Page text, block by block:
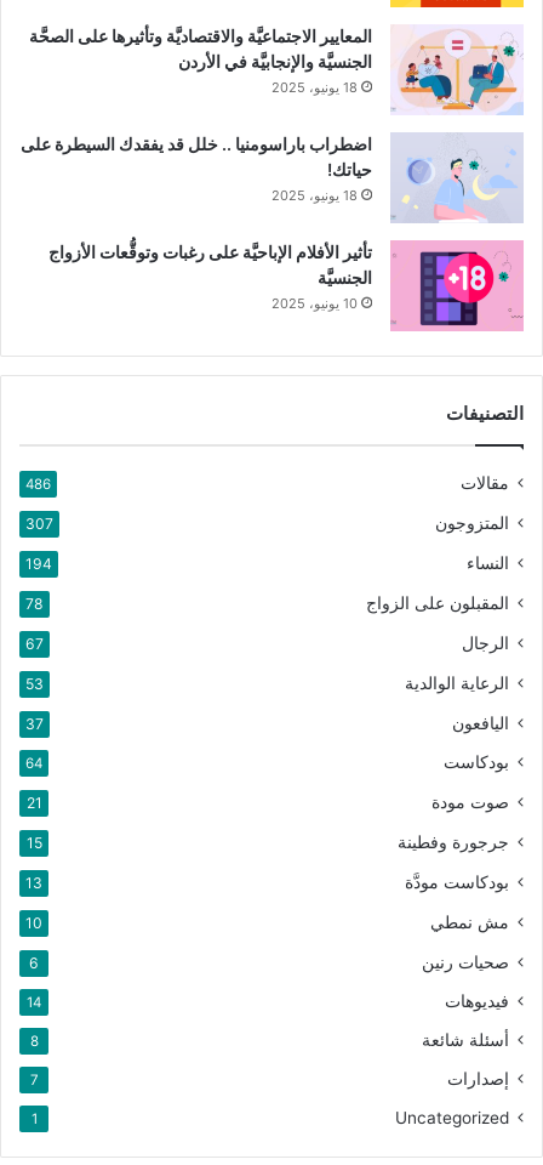
المعايير الاجتماعيَّة والاقتصاديَّة وتأثيرها على الصحَّة
الجنسيَّة والإنجابيَّة في الأردن
18 يونيو، 2025
اضطراب باراسومنيا .. خلل قد يفقدك السيطرة على
حياتك!
18 يونيو، 2025
تأثير الأفلام الإباحيَّة على رغبات وتوقُّعات الأزواج
الجنسيَّة
10 يونيو، 2025
التصنيفات
مقالات 486
المتزوجون 307
النساء 194
المقبلون على الزواج 78
الرجال 67
الرعاية الوالدية 53
اليافعون 37
بودكاست 64
صوت مودة 21
جرجورة وفطينة 15
بودكاست مودَّة 13
مش نمطي 10
صحيات رنين 6
فيديوهات 14
أسئلة شائعة 8
إصدارات 7
Uncategorized
1